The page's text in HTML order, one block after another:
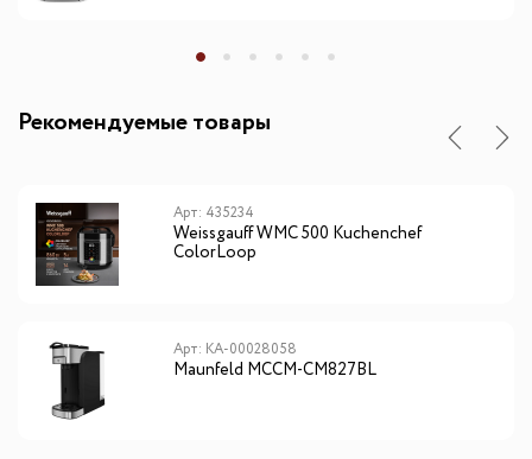
Рекомендуемые товары
Арт: 435234
Weissgauff WMC 500 Kuchenchef
ColorLoop
Арт: КА-00028058
Maunfeld MCCM-CM827BL